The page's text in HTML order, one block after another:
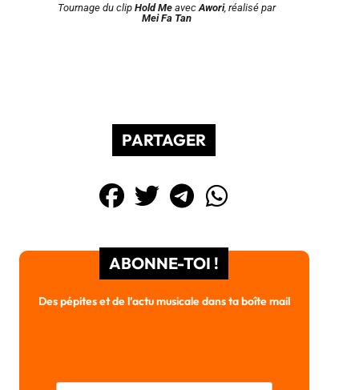
Tournage du clip Hold Meavec Awori, réalisé par
Mei Fa Tan
PARTAGER
ABONNE-TOI !
Des pépites et de l’actu musicale dans ta boîte mail